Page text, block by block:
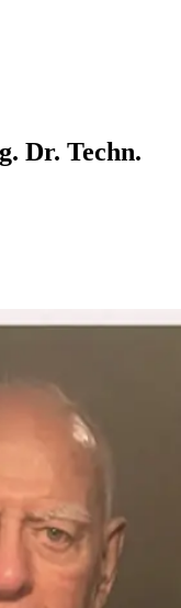
Dr. Techn.